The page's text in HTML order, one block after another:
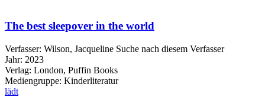
The best sleepover in the world
Verfasser: Wilson, Jacqueline Suche nach diesem Verfasser
Jahr: 2023
Verlag: London, Puffin Books
Mediengruppe: Kinderliteratur
lädt